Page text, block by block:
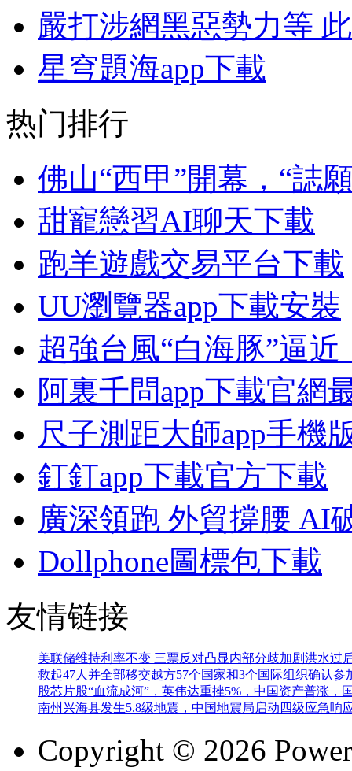
嚴打涉網黑惡勢力等
星穹題海app下載
热门排行
佛山“西甲”開幕，“誌
甜寵戀習AI聊天下載
跑羊遊戲交易平台下載
UU瀏覽器app下載安裝
超強台風“白海豚”逼
阿裏千問app下載官網
尺子測距大師app手機
釘釘app下載官方下載
廣深領跑 外貿撐腰 AI
Dollphone圖標包下載
友情链接
美联储维持利率不变 三票反对凸显内部分歧加剧洪水过
救起47人并全部移交越方57个国家和3个国际组织确认参
股芯片股“血流成河”，英伟达重挫5%，中国资产普涨，
南州兴海县发生5.8级地震，中国地震局启动四级应急响
Copyright © 2026